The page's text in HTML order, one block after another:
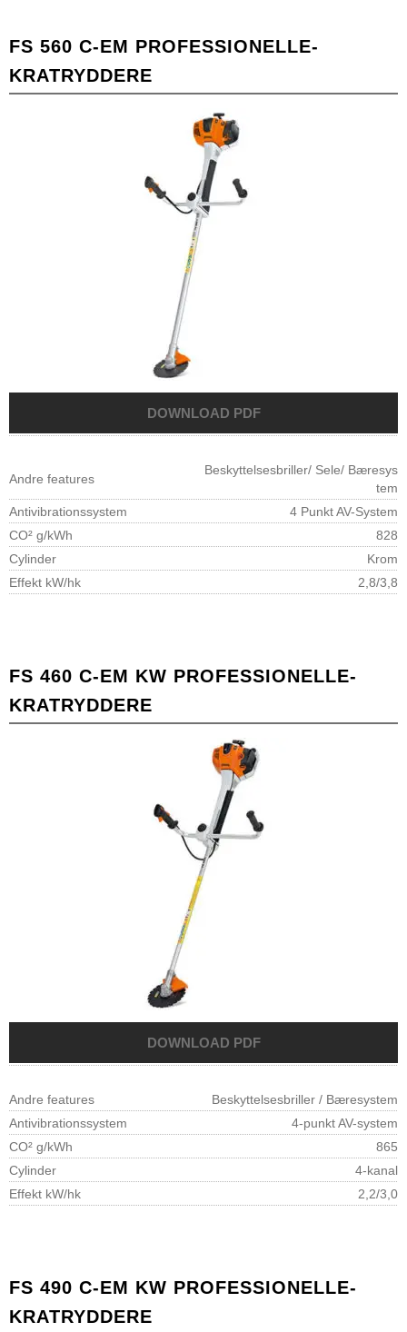
FS 560 C-EM PROFESSIONELLE-
KRATRYDDERE
Andre features
Beskyttelsesbriller/ Sele/ Bæresys
tem
Antivibrationssystem
4 Punkt AV-System
CO² g/kWh
828
Cylinder
Krom
Effekt kW/hk
2,8/3,8
FS 460 C-EM KW PROFESSIONELLE-
KRATRYDDERE
Andre features
Beskyttelsesbriller / Bæresystem
Antivibrationssystem
4-punkt AV-system
CO² g/kWh
865
Cylinder
4-kanal
Effekt kW/hk
2,2/3,0
FS 490 C-EM KW PROFESSIONELLE-
KRATRYDDERE